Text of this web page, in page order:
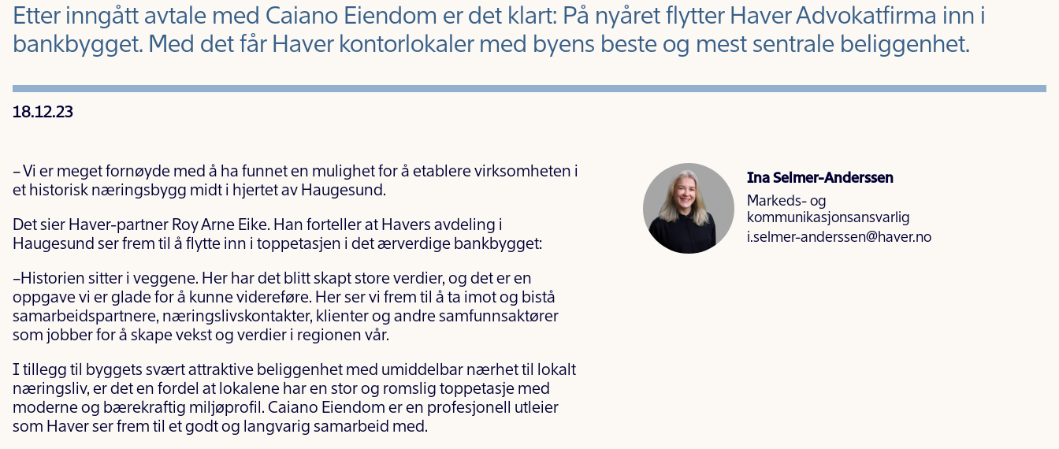
Etter inngått avtale med Caiano Eiendom er det klart: På nyåret flytter Haver Advokatfirma inn i
bankbygget. Med det får Haver kontorlokaler med byens beste og mest sentrale beliggenhet.
18.12.23
– Vi er meget fornøyde med å ha funnet en mulighet for å etablere virksomheten i
et historisk næringsbygg midt i hjertet av Haugesund.
Det sier Haver-partner Roy Arne Eike. Han forteller at Havers avdeling i
Haugesund ser frem til å flytte inn i toppetasjen i det ærverdige bankbygget:
–Historien sitter i veggene. Her har det blitt skapt store verdier, og det er en
oppgave vi er glade for å kunne videreføre. Her ser vi frem til å ta imot og bistå
samarbeidspartnere, næringslivskontakter, klienter og andre samfunnsaktører
som jobber for å skape vekst og verdier i regionen vår.
I tillegg til byggets svært attraktive beliggenhet med umiddelbar nærhet til lokalt
næringsliv, er det en fordel at lokalene har en stor og romslig toppetasje med
moderne og bærekraftig miljøprofil. Caiano Eiendom er en profesjonell utleier
som Haver ser frem til et godt og langvarig samarbeid med.
Ina Selmer-Anderssen
Markeds- og
kommunikasjonsansvarlig
i.selmer-anderssen@haver.no